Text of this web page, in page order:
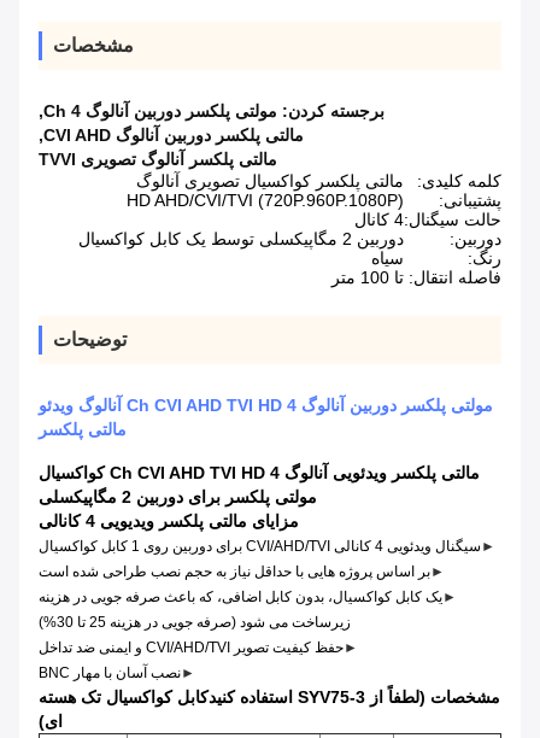
مشخصات
برجسته کردن: مولتی پلکسر دوربین آنالوگ 4 Ch
,
مالتی پلکسر دوربین آنالوگ CVI AHD
,
مالتی پلکسر آنالوگ تصویری TVVI
کلمه کلیدی:
مالتی پلکسر کواکسیال تصویری آنالوگ
پشتیبانی:
HD AHD/CVI/TVI (720P.960P.1080P)
حالت سیگنال:4 کانال
دوربین:
دوربین 2 مگاپیکسلی توسط یک کابل کواکسیال
رنگ:
سیاه
فاصله انتقال: تا 100 متر
توضیحات
مولتی پلکسر دوربین آنالوگ 4 Ch CVI AHD TVI HD آنالوگ ویدئو
مالتی پلکسر
مالتی پلکسر ویدئویی آنالوگ 4 Ch CVI AHD TVI HD کواکسیال
مولتی پلکسر برای دوربین 2 مگاپیکسلی
مزایای مالتی پلکسر ویدیویی 4 کانالی
► سیگنال ویدئویی 4 کانالی CVI/AHD/TVI برای دوربین روی 1 کابل کواکسیال
►بر اساس پروژه هایی با حداقل نیاز به حجم نصب طراحی شده است
►یک کابل کواکسیال، بدون کابل اضافی، که باعث صرفه جویی در هزینه
زیرساخت می شود (صرفه جویی در هزینه 25 تا 30%)
►حفظ کیفیت تصویر CVI/AHD/TVI و ایمنی ضد تداخل
►نصب آسان با مهار BNC
مشخصات (لطفاً از SYV75-3 استفاده کنید
کابل کواکسیال تک هسته
ای)